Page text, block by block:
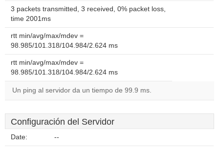
3 packets transmitted, 3 received, 0% packet loss,
time 2001ms
rtt min/avg/max/mdev =
98.985/101.318/104.984/2.624 ms
rtt min/avg/max/mdev =
98.985/101.318/104.984/2.624 ms
Un ping al servidor da un tiempo de 99.9 ms.
Configuración del Servidor
Date: --